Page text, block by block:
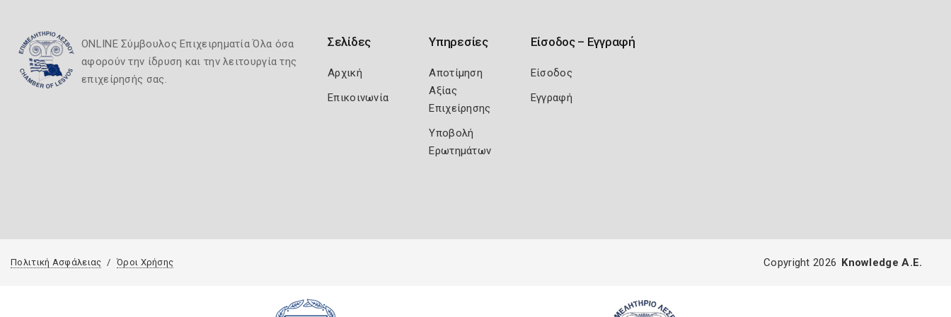
ONLINE Σύμβουλος Επιχειρηματία Όλα όσα
αφορούν την ίδρυση και την λειτουργία της
επιχείρησής σας.
Σελίδες
Αρχική
Επικοινωνία
Υπηρεσίες
Αποτίμηση
Αξίας
Επιχείρησης
Υποβολή
Ερωτημάτων
Είσοδος – Εγγραφή
Είσοδος
Εγγραφή
Πολιτική Ασφάλειας Όροι Χρήσης Copyright 2026 Knowledge A.E.